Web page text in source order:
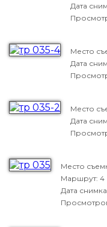
Дата
Место
Дата
Место
Дата
Место
Маршрут: 4
Дата